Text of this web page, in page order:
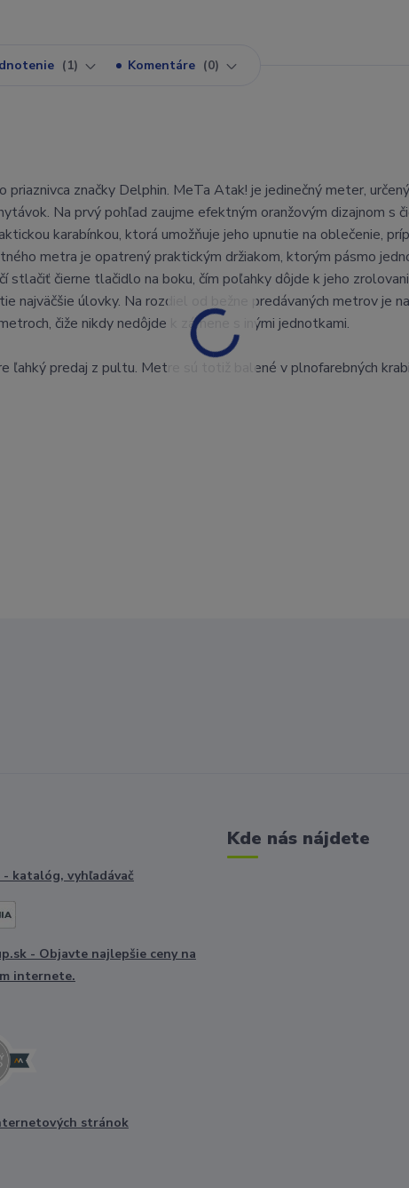
1 Komentáre 0
značky Delphin. MeTa Atak! je jedinečný meter,
Na prvý pohľad zaujme efektným oranžovým dizajnom s
karabínkou, ktorá umožňuje jeho upnutie na oblečenie,
metra je opatrený praktickým držiakom, ktorým pásmo
stlačiť čierne tlačidlo na boku, čím poľahky dôjde k jeho
najväčšie úlovky. Na rozdiel od bežne predávaných metrov je
čiže nikdy nedôjde k zámene s inými jednotkami.
ľahký predaj z pultu. Metre sú totiž balené v plnofarebných
stránok
Kde nás nájdete